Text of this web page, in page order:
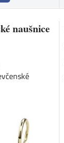
naušnice